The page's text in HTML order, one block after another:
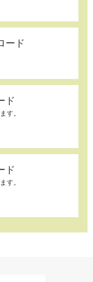
ード
ド
す。
ド
す。